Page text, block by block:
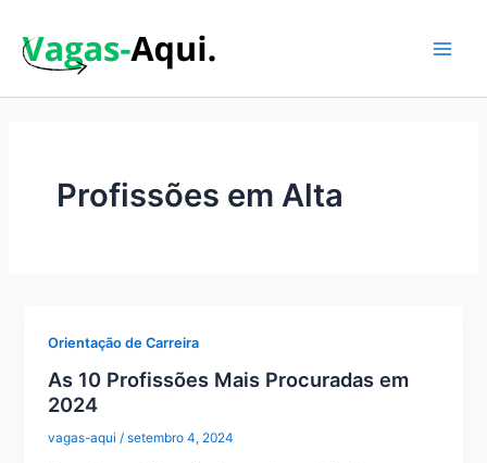
para
Profissões em Alta
Orientação de Carreira
As 10 Profissões Mais Procuradas em
2024
vagas-aqui/setembro 4, 2024